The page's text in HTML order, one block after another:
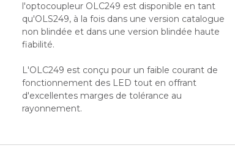
l'optocoupleur OLC249 est disponible en tant
qu'OLS249, à la fois dans une version catalogue
non blindée et dans une version blindée haute
fiabilité.
L'OLC249 est conçu pour un faible courant de
fonctionnement des LED tout en offrant
d'excellentes marges de tolérance au
rayonnement.